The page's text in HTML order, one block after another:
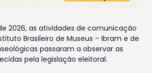
2026, as atividades de comunicação
Brasileiro de Museus – Ibram e de
passaram a observar as
pela legislação eleitoral.